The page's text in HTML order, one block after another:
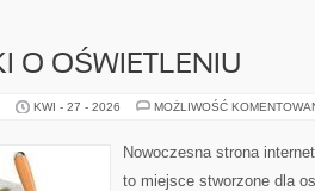
O OŚWIETLENIU
KWI - 27 - 2026 MOŻLIWOŚĆ
Nowoczesna strona
to miejsce stworzone dla